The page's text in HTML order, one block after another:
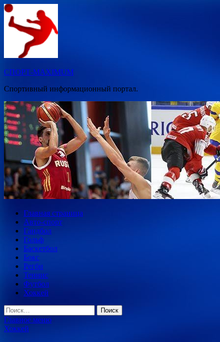
Перейти
содержимому
СПОРТ-MAXIMUM
Спортивный информационный портал.
Главная страница
Авто-спорт
Гандбол
Гольф
Баскетбол
Бокс
Регби
Теннис
Футбол
Хоккей
Найти:
Главное меню
Хоккей